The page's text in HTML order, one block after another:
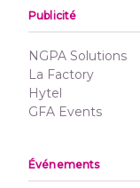
Publicité
NGPA Solutions
La Factory
Hytel
GFA Events
Événements